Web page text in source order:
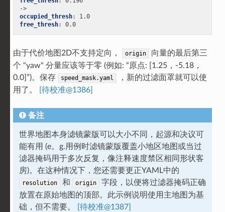
->
occupied_thresh:
1.0
free_thresh: 0.0
由于代价地图2D不支持定向， origin
向量的最后第三
个 "yaw" 分量应该等于零 (例如: “原点: [1.25，-5.18，
0.0]”)。保存
speed_mask.yaml
，新的过滤面罩就可以使
用了。
[待校准@1386]
备注
世界地图本身滤镜蒙版可以大小不同，起源和决议可
能有用 (e。g.用例时滤镜蒙版覆盖小地区地图或当过
滤器掩码用于多次反复，像注释速度禁区相同形状客
房)。在这种情况下，您还需要更正YAML中的
resolution 和 origin
字段，以便将过滤器掩码正确
放置在原始地图的顶部。此示例说明使用主地图为基
础，但不需要。
[待校准@1387]